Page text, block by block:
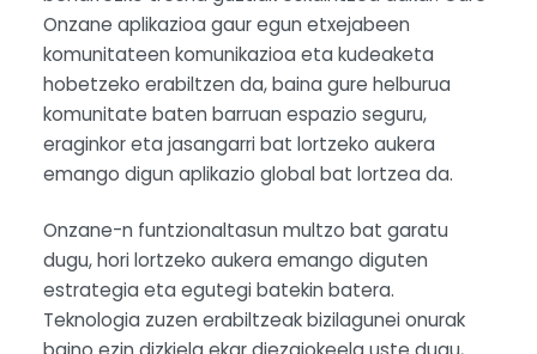
Onzane aplikazioa gaur egun etxejabeen
komunitateen komunikazioa eta kudeaketa
hobetzeko erabiltzen da, baina gure helburua
komunitate baten barruan espazio seguru,
eraginkor eta jasangarri bat lortzeko aukera
emango digun aplikazio global bat lortzea da.
Onzane-n funtzionaltasun multzo bat garatu
dugu, hori lortzeko aukera emango diguten
estrategia eta egutegi batekin batera.
Teknologia zuzen erabiltzeak bizilagunei onurak